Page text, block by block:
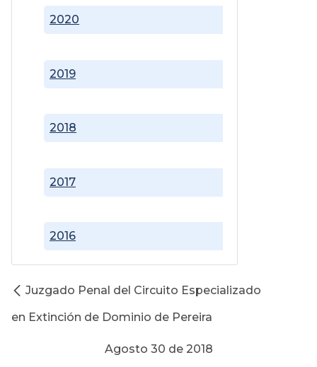
2016
2017
2018
2019
2020
Juzgado Penal del Circuito Especializado
en Extinción de Dominio de Pereira
Agosto 30 de 2018